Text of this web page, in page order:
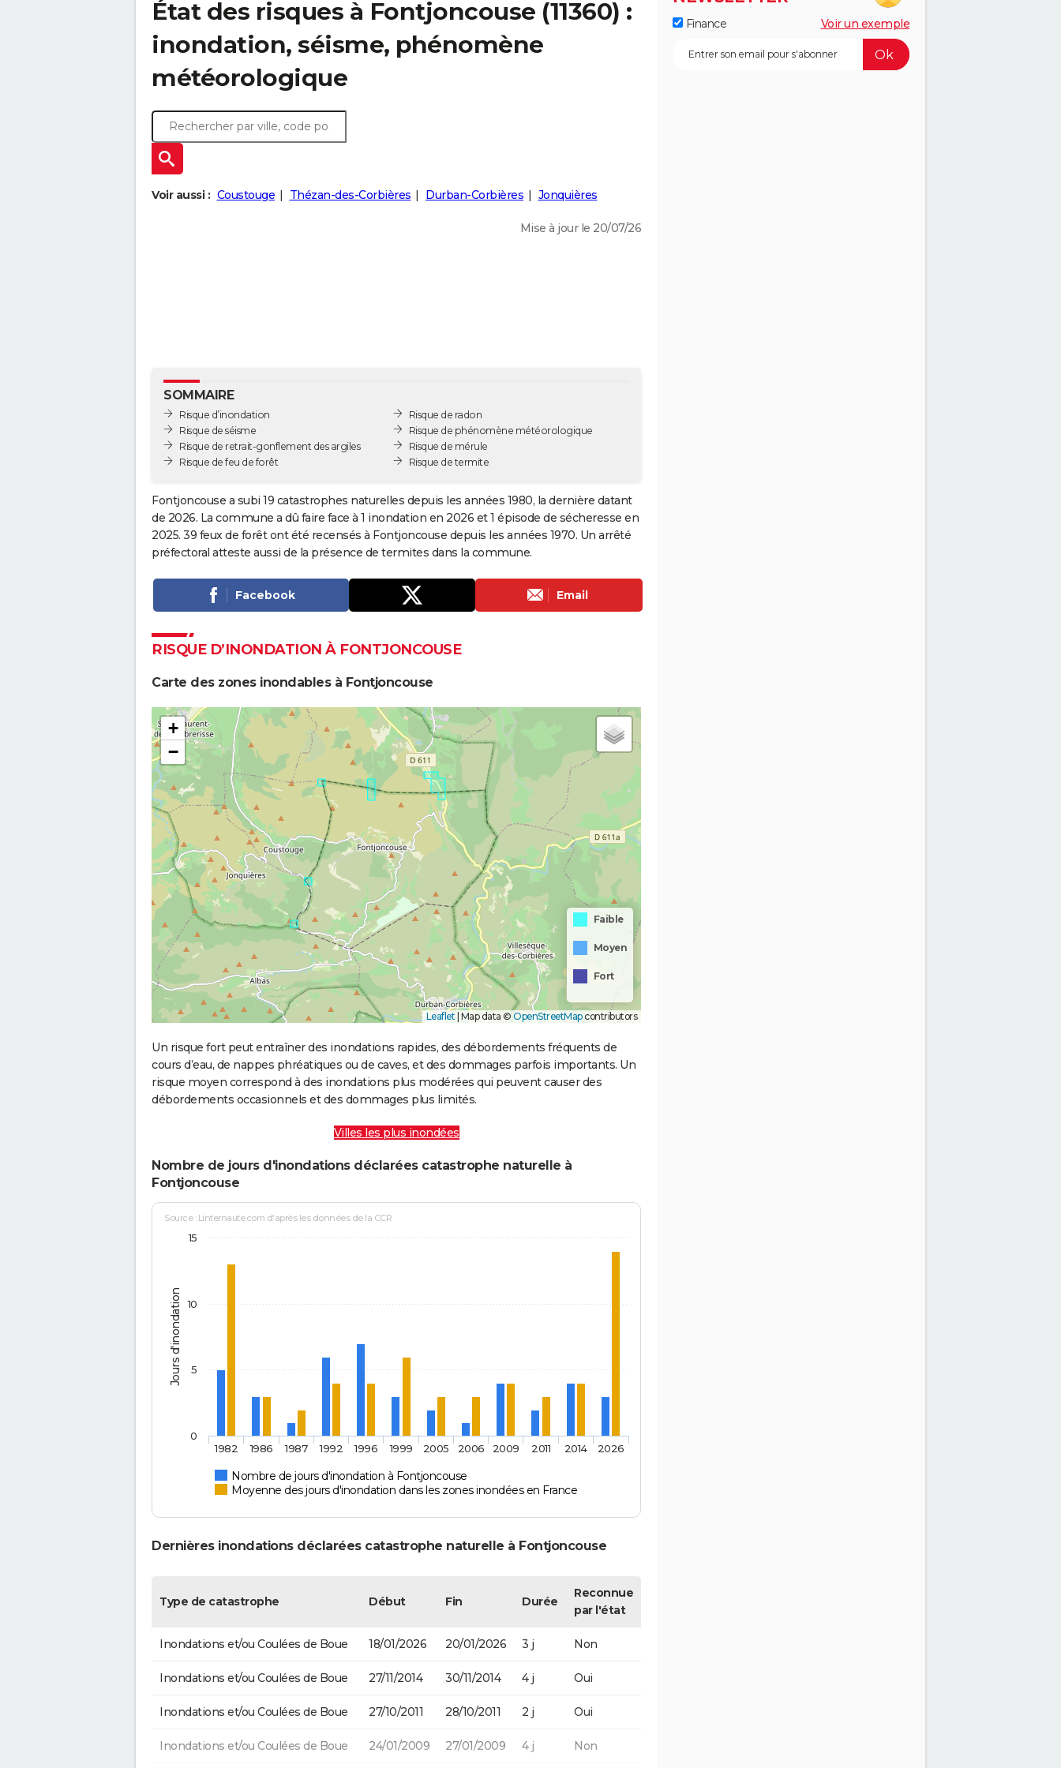
État des risques à Fontjoncouse (11360) :
inondation, séisme, phénomène
météorologique
Voir aussi : Coustouge Thézan-des-Corbières Durban-Corbières Jonquières
Mise à jour le 20/07/26
SOMMAIRE
Risque d’inondation
Risque de séisme
Risque de retrait-gonflement des argiles
Risque de feu de forêt
Risque de radon
Risque de phénomène météorologique
Risque de mérule
Risque de termite
Fontjoncouse a subi 19 catastrophes naturelles depuis les années 1980, la dernière datant
de 2026. La commune a dû faire face à 1 inondation en 2026 et 1 épisode de sécheresse en
2025. 39 feux de forêt ont été recensés à Fontjoncouse depuis les années 1970. Un arrêté
préfectoral atteste aussi de la présence de termites dans la commune.
Facebook Email
RISQUE D’INONDATION À FONTJONCOUSE
Carte des zones inondables à Fontjoncouse
+
−
Faible
Moyen
Fort
Leaflet Map data © OpenStreetMapcontributors
Un risque fort peut entraîner des inondations rapides, des débordements fréquents de
cours d’eau, de nappes phréatiques ou de caves, et des dommages parfois importants. Un
risque moyen correspond à des inondations plus modérées qui peuvent causer des
débordements occasionnels et des dommages plus limités.
Villes les plus inondées
Nombre de jours d'inondations déclarées catastrophe naturelle à
Fontjoncouse
Jours d'inondation
Source : Linternaute.com d'après les données de la CCR
Nombre de jours d'inondation à Fontjoncouse
Moyenne des jours d'inondation dans les zones inondées en France
1982 1986 1987 1992 1996 1999 2005 2006 2009 2011 2014 2026
0
5
10
15
Dernières inondations déclarées catastrophe naturelle à Fontjoncouse
Type de catastrophe Début Fin Durée
Reconnue
par l'état
Inondations et/ou Coulées de Boue 18/01/2026 20/01/2026 3 j Non
Inondations et/ou Coulées de Boue 27/11/2014 30/11/2014 4 j Oui
Inondations et/ou Coulées de Boue 27/10/2011 28/10/2011 2 j Oui
Inondations et/ou Coulées de Boue 24/01/2009 27/01/2009 4 j Non
Finance Voir un exemple